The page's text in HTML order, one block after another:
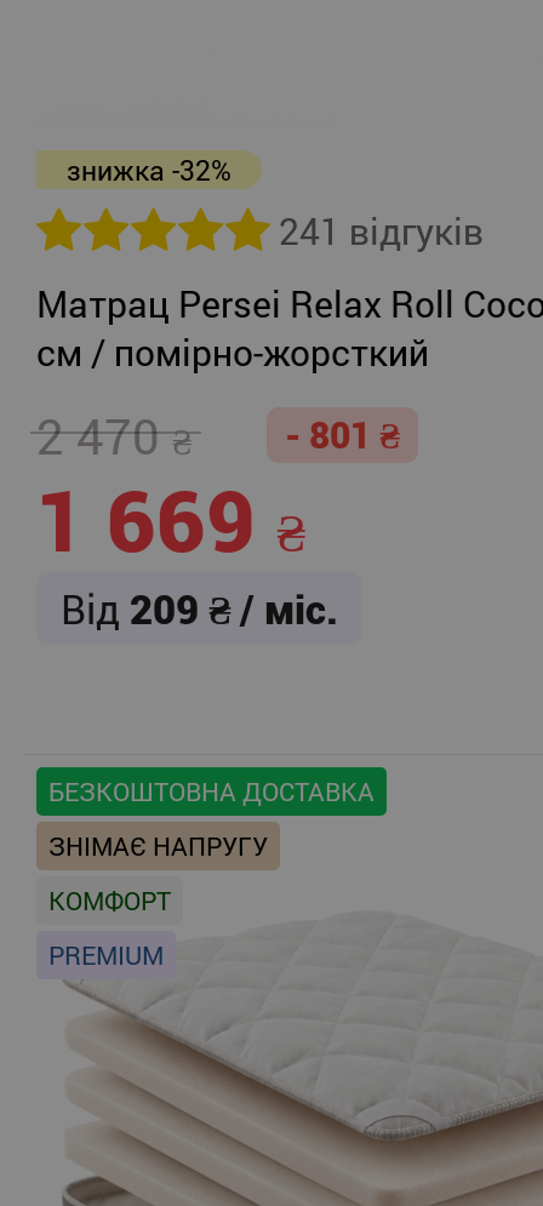
знижка -32%
241 відгуків
Матрац Persei Relax Roll
см / помірно-жорсткий
2 470 - 801
1 669
Від 209 / міс.
БЕЗКОШТОВНА ДОСТАВКА
ЗНІМАЄ НАПРУГУ
КОМФОРТ
PREMIUM